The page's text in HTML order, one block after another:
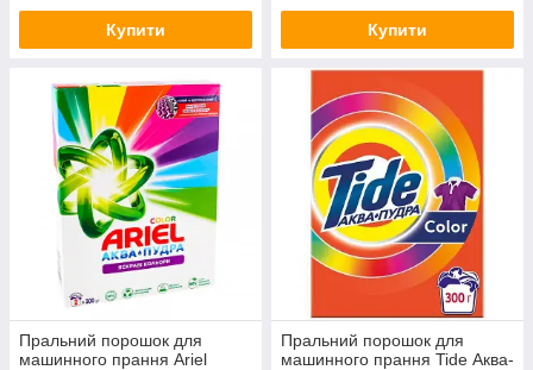
Купити Купити
Пральний порошок для
машинного прання Ariel
Пральний порошок для
машинного прання Tide Аква-